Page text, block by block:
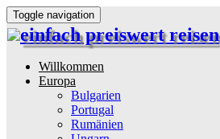
Toggle navigation
einfach preiswert reisen
Reiseinformationen und Reisetipps
Willkommen
Europa
Bulgarien
Portugal
Rumänien